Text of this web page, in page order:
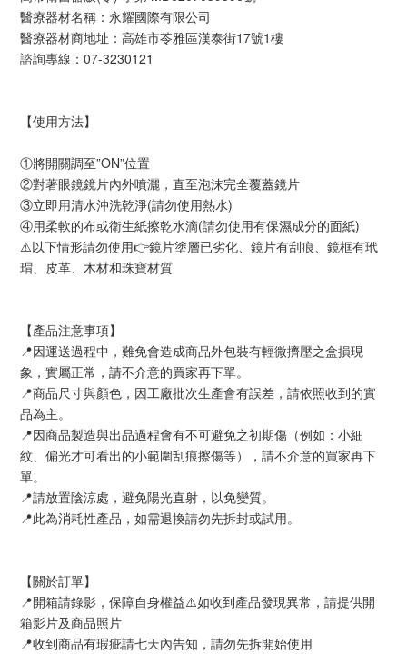
醫療器材名稱：永耀國際有限公司
醫療器材商地址：高雄市苓雅區漢泰街17號1樓
諮詢專線：07-3230121
【使用方法】
①將開關調至”ON”位置
②對著眼鏡鏡片內外噴灑，直至泡沫完全覆蓋鏡片
③立即用清水沖洗乾淨(請勿使用熱水)
④用柔軟的布或衛生紙擦乾水滴(請勿使用有保濕成分的面紙)
⚠️以下情形請勿使用👉鏡片塗層已劣化、鏡片有刮痕、鏡框有玳
瑁、皮革、木材和珠寶材質
【產品注意事項】
📍因運送過程中，難免會造成商品外包裝有輕微擠壓之盒損現
象，實屬正常，請不介意的買家再下單。
📍商品尺寸與顏色，因工廠批次生產會有誤差，請依照收到的實
品為主。
📍因商品製造與出品過程會有不可避免之初期傷（例如：小細
紋、偏光才可看出的小範圍刮痕擦傷等），請不介意的買家再下
單。
📍請放置陰涼處，避免陽光直射，以免變質。
📍此為消耗性產品，如需退換請勿先拆封或試用。
【關於訂單】
📍開箱請錄影，保障自身權益⚠️如收到產品發現異常，請提供開
箱影片及商品照片
📍收到商品有瑕疵請七天內告知，請勿先拆開始使用